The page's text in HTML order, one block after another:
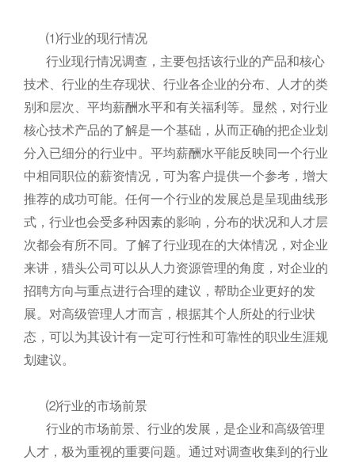
⑴行业的现行情况
行业现行情况调查，主要包括该行业的产品和核心
技术、行业的生存现状、行业各企业的分布、人才的类
别和层次、平均薪酬水平和有关福利等。显然，对行业
核心技术产品的了解是一个基础，从而正确的把企业划
分入已细分的行业中。平均薪酬水平能反映同一个行业
中相同职位的薪资情况，可为客户提供一个参考，增大
推荐的成功可能。任何一个行业的发展总是呈现曲线形
式，行业也会受多种因素的影响，分布的状况和人才层
次都会有所不同。了解了行业现在的大体情况，对企业
来讲，猎头公司可以从人力资源管理的角度，对企业的
招聘方向与重点进行合理的建议，帮助企业更好的发
展。对高级管理人才而言，根据其个人所处的行业状
态，可以为其设计有一定可行性和可靠性的职业生涯规
划建议。
⑵行业的市场前景
行业的市场前景、行业的发展，是企业和高级管理
人才，极为重视的重要问题。通过对调查收集到的行业